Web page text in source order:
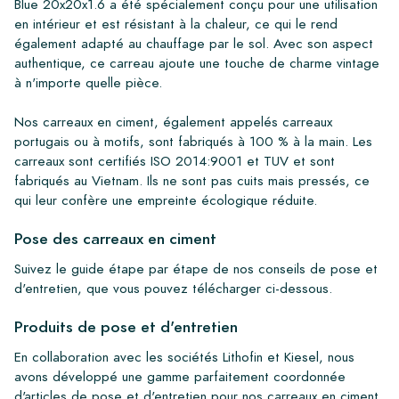
Blue 20x20x1.6 a été spécialement conçu pour une utilisation
en intérieur et est résistant à la chaleur, ce qui le rend
également adapté au chauffage par le sol. Avec son aspect
authentique, ce carreau ajoute une touche de charme vintage
à n'importe quelle pièce.
Nos carreaux en ciment, également appelés carreaux
portugais ou à motifs, sont fabriqués à 100 % à la main. Les
carreaux sont certifiés ISO 2014:9001 et TUV et sont
fabriqués au Vietnam. Ils ne sont pas cuits mais pressés, ce
qui leur confère une empreinte écologique réduite.
Pose des carreaux en ciment
Suivez le guide étape par étape de nos conseils de pose et
d'entretien, que vous pouvez télécharger ci-dessous.
Produits de pose et d'entretien
En collaboration avec les sociétés Lithofin et Kiesel, nous
avons développé une gamme parfaitement coordonnée